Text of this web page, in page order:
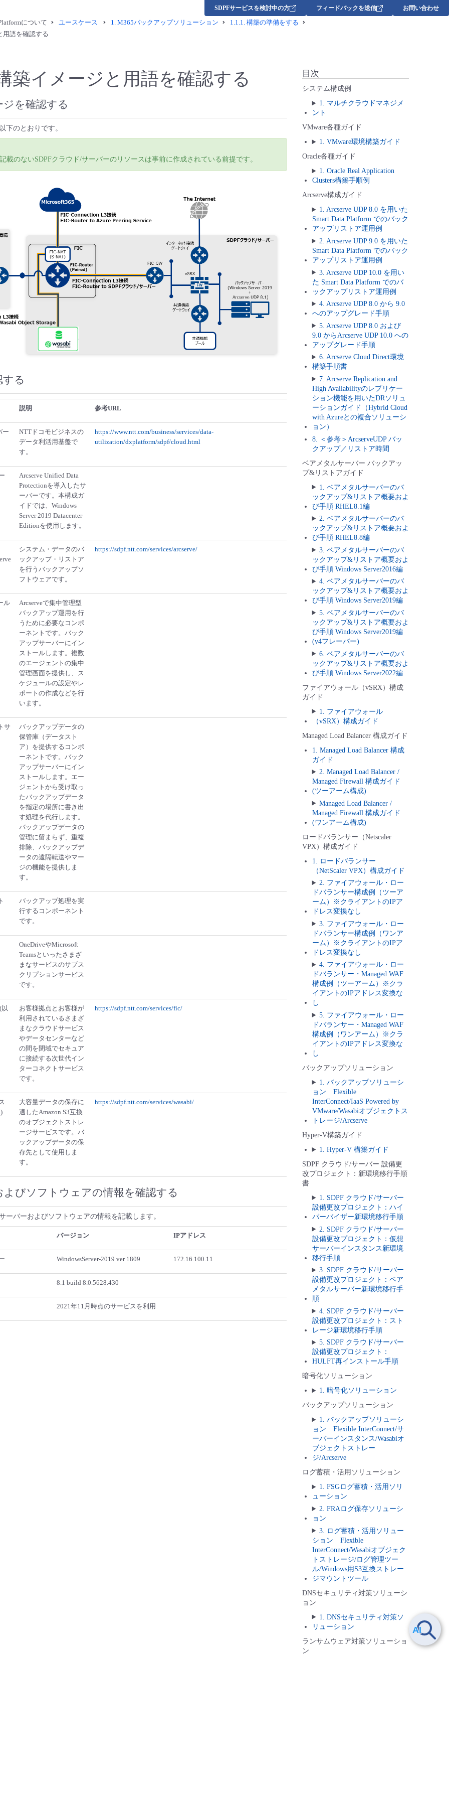
SDPFサービスを検討中の方 フィードバックを送信 お問い合わせ
について ユースケース 1. M365バックアップソリューション 1.1.1. 構築の準備をする
用語を確認する
築イメージと用語を確認する
を確認する
下のとおりです。
載のないSDPFクラウド/サーバーのリソースは事前に作成されている前提です。
する
説明 参考URL
ー
NTTドコモビジネスの
データ利活用基盤で
す。
https://www.ntt.com/business/services/data-
utilization/dxplatform/sdpf/cloud.html
Arcserve Unified Data
Protectionを導入したサ
ーバーです。本構成ガ
イドでは、Windows
Server 2019 Datacenter
Editionを使用します。
システム・データのバ
ックアップ・リストア
を行うバックアップソ
フトウェアです。
https://sdpf.ntt.com/services/arcserve/
ル
Arcserveで集中管理型
バックアップ運用を行
うために必要なコンポ
ーネントです。バック
アップサーバーにイン
ストールします。複数
のエージェントの集中
管理画面を提供し、ス
ケジュールの設定やレ
ポートの作成などを行
います。
サ
バックアップデータの
保管庫（データスト
ア）を提供するコンポ
ーネントです。バック
アップサーバーにイン
ストールします。エー
ジェントから受け取っ
たバックアップデータ
を指定の場所に書き出
す処理を代行します。
バックアップデータの
管理に留まらず、重複
排除、バックアップデ
ータの遠隔転送やマー
ジの機能を提供しま
す。
バックアップ処理を実
行するコンポーネント
です。
OneDriveやMicrosoft
Teamsといったさまざ
まなサービスのサブス
クリプションサービス
です。
お客様拠点とお客様が
利用されているさまざ
まなクラウドサービス
やデータセンターなど
の間を閉域でセキュア
に接続する次世代イン
ターコネクトサービス
です。
https://sdpf.ntt.com/services/fic/
大容量データの保存に
適したAmazon S3互換
のオブジェクトストレ
ージサービスです。バ
ックアップデータの保
存先として使用しま
す。
https://sdpf.ntt.com/services/wasabi/
よびソフトウェアの情報を確認する
ーバーおよびソフトウェアの情報を記載します。
バージョン IPアドレス
WindowsServer-2019 ver 1809 172.16.100.11
8.1 build 8.0.5628.430
2021年11月時点のサービスを利用
目次
システム構成例
1. マルチクラウドマネジメ
ント
VMware各種ガイド
1. VMware環境構築ガイド
Oracle各種ガイド
1. Oracle Real Application
Clusters構築手順例
Arcserve構成ガイド
1. Arcserve UDP 8.0 を用いた
Smart Data Platform でのバック
アップリストア運用例
2. Arcserve UDP 9.0 を用いた
Smart Data Platform でのバック
アップリストア運用例
3. Arcserve UDP 10.0 を用い
た Smart Data Platform でのバ
ックアップリストア運用例
4. Arcserve UDP 8.0 から 9.0
へのアップグレード手順
5. Arcserve UDP 8.0 および
9.0 からArcserve UDP 10.0 への
アップグレード手順
6. Arcserve Cloud Direct環境
構築手順書
7. Arcserve Replication and
High Availabilityのレプリケー
ション機能を用いたDRソリュ
ーションガイド（Hybrid Cloud
with Azureとの複合ソリューシ
ョン）
8. ＜参考＞ArcserveUDP バッ
クアップ／リストア時間
ベアメタルサーバー バックアッ
プ&リストアガイド
1. ベアメタルサーバーのバ
ックアップ&リストア概要およ
び手順 RHEL8.1編
2. ベアメタルサーバーのバ
ックアップ&リストア概要およ
び手順 RHEL8.8編
3. ベアメタルサーバーのバ
ックアップ&リストア概要およ
び手順 Windows Server2016編
4. ベアメタルサーバーのバ
ックアップ&リストア概要およ
び手順 Windows Server2019編
5. ベアメタルサーバーのバ
ックアップ&リストア概要およ
び手順 Windows Server2019編
(v4フレーバー)
6. ベアメタルサーバーのバ
ックアップ&リストア概要およ
び手順 Windows Server2022編
ファイアウォール（vSRX）構成
ガイド
1. ファイアウォール
（vSRX）構成ガイド
Managed Load Balancer 構成ガイド
1. Managed Load Balancer 構成
ガイド
2. Managed Load Balancer /
Managed Firewall 構成ガイド
(ツーアーム構成)
Managed Load Balancer /
Managed Firewall 構成ガイド
(ワンアーム構成)
ロードバランサー（Netscaler
VPX）構成ガイド
1. ロードバランサー
（NetScaler VPX）構成ガイド
2. ファイアウォール・ロー
ドバランサー構成例（ツーア
ーム）※クライアントのIPア
ドレス変換なし
3. ファイアウォール・ロー
ドバランサー構成例（ワンア
ーム）※クライアントのIPア
ドレス変換なし
4. ファイアウォール・ロー
ドバランサー・Managed WAF
構成例（ツーアーム）※クラ
イアントのIPアドレス変換な
し
5. ファイアウォール・ロー
ドバランサー・Managed WAF
構成例（ワンアーム）※クラ
イアントのIPアドレス変換な
し
バックアップソリューション
1. バックアップソリューシ
ョン Flexible
InterConnect/IaaS Powered by
VMware/Wasabiオブジェクトス
トレージ/Arcserve
Hyper-V構築ガイド
1. Hyper-V 構築ガイド
SDPF クラウド/サーバー 設備更
改プロジェクト：新環境移行手順
書
1. SDPF クラウド/サーバー
設備更改プロジェクト：ハイ
パーバイザー新環境移行手順
2. SDPF クラウド/サーバー
設備更改プロジェクト：仮想
サーバーインスタンス新環境
移行手順
3. SDPF クラウド/サーバー
設備更改プロジェクト：ベア
メタルサーバー新環境移行手
順
4. SDPF クラウド/サーバー
設備更改プロジェクト：スト
レージ新環境移行手順
5. SDPF クラウド/サーバー
設備更改プロジェクト：
HULFT再インストール手順
暗号化ソリューション
1. 暗号化ソリューション
バックアップソリューション
1. バックアップソリューシ
ョン Flexible InterConnect/サ
ーバーインスタンス/Wasabiオ
ブジェクトストレー
ジ/Arcserve
ログ蓄積・活用ソリューション
1. FSGログ蓄積・活用ソリ
ューション
2. FRAログ保存ソリューシ
ョン
3. ログ蓄積・活用ソリュー
ション Flexible
InterConnect/Wasabiオブジェク
トストレージ/ログ管理ツー
ル/Windows用S3互換ストレー
ジマウントツール
DNSセキュリティ対策ソリューシ
ョン
1. DNSセキュリティ対策ソ
リューション
ランサムウェア対策ソリューショ
ン